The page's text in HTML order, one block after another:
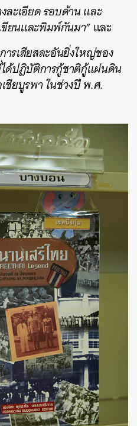
ละเอียด รอบด้าน และ
ยนและพิมพ์กันมา”และ
ารเสียสละอันยิ่งใหญ่ของ
ด้ปฏิบัติการกู้ชาติกู้แผ่นดิน
ชียบูรพา ในช่วงปี พ.ศ.
LINE EMAIL